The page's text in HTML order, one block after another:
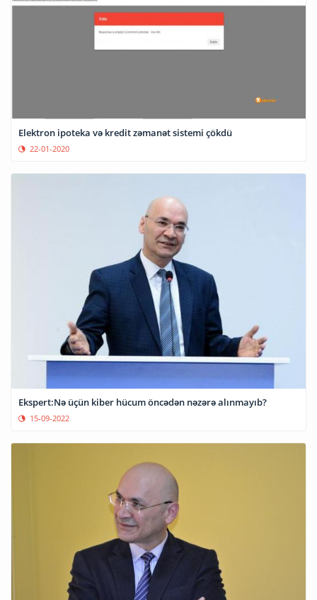
Elektron ipoteka və kredit zəmanət sistemi çökdü
22-01-2020
Ekspert:Nə üçün kiber hücum öncədən nəzərə alınmayıb?
15-09-2022